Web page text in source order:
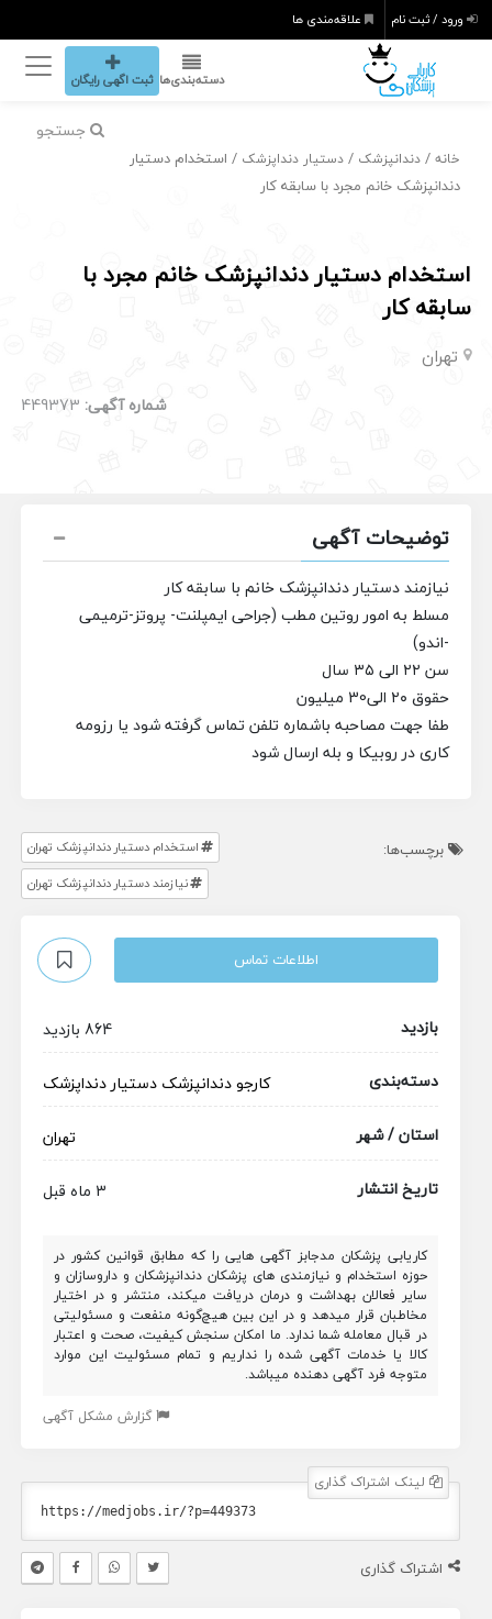
ورود / ثبت نام علاقه‌مندی ها
دسته‌بندی‌ها ثبت اگهی رایگان
جستجو
خانه /دندانپزشک /دستیار دنداپزشک / استخدام دستیار
دندانپزشک خانم مجرد با سابقه کار
استخدام دستیار دندانپزشک خانم مجرد با
سابقه کار
تهران
شماره آگهی: 449373
توضیحات آگهی
نیازمند دستیار دندانپزشک خانم با سابقه کار
مسلط به امور روتین مطب (جراحی ایمپلنت- پروتز-ترمیمی
-اندو)
سن ۲۲ الی ۳۵ سال
حقوق ۲۰ الی30 میلیون
طفا جهت مصاحبه باشماره تلفن تماس گرفته شود یا رزومه
کاری در روبیکا و بله ارسال شود
برچسب‌ها:
استخدام دستیار دندانپزشک تهران
نیازمند دستیار دندانپزشک تهران
اطلاعات تماس
بازدید
864 بازدید
دسته‌بندی
کارجودندانپزشک دستیار دنداپزشک
استان / شهر
تهران
تاریخ انتشار
3 ماه قبل
کاریابی پزشکان مدجابز آگهی هایی را که مطابق قوانین کشور در
حوزه استخدام و نیازمندی های پزشکان دندانپزشکان و داروسازان و
سایر فعالان بهداشت و درمان دریافت میکند، منتشر و در اختیار
مخاطبان قرار میدهد و در این بین هیچ‌گونه منفعت و مسئولیتی
در قبال معامله شما ندارد. ما امکان سنجش کیفیت، صحت و اعتبار
کالا یا خدمات آگهی شده را نداریم و تمام مسئولیت این موارد
متوجه فرد آگهی دهنده میباشد.
گزارش مشکل آگهی
لینک اشتراک گذاری
اشتراک گذاری